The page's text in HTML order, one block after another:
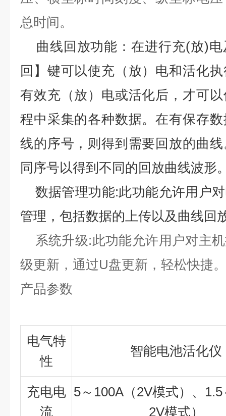
总时间。
曲线回放功能：在进行充(放)
回】键可以使充（放）电和活化
有效充（放）电或活化后，才可
程中采集的各种数据。在有保存
线的序号，则得到需要回放的曲
同序号以得到不同的回放曲线波形
数据管理功能:此功能允许用户
管理，包括数据的上传以及曲线回
系统升级:此功能允许用户对主
级更新，通过U盘更新，轻松快捷。
产品参数
电气特
性
智能电池活化仪
充电电
流
5～100A（2V模式）、
2V模式）